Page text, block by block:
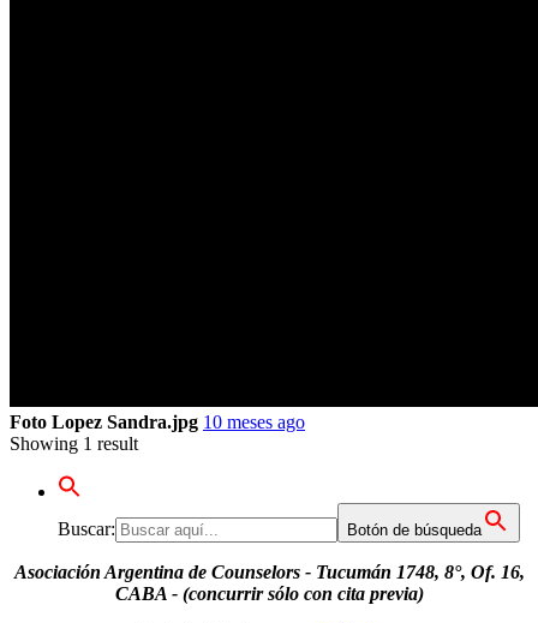
Foto Lopez Sandra.jpg 10 meses ago
Showing 1 result
Buscar: Botón de búsqueda
Asociación Argentina de Counselors - Tucumán 1748, 8°, Of. 16,
CABA - (concurrir sólo con cita previa)